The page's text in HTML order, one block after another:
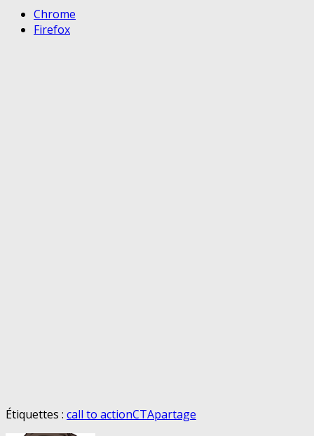
Chrome
Firefox
Étiquettes : call to actionCTApartage